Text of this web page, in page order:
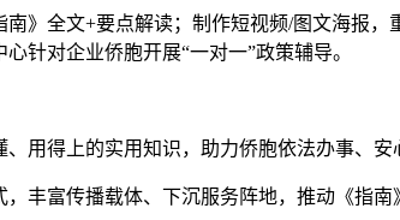
全文+要点解读；制作短视频/图文海报，
针对企业侨胞开展“一对一”政策辅导。
用得上的实用知识，助力侨胞依法办事、安
富传播载体、下沉服务阵地，推动《指南